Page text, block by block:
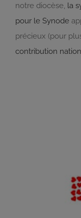
notre diocèse, la
pour le Synode
précieux (pour
contribution